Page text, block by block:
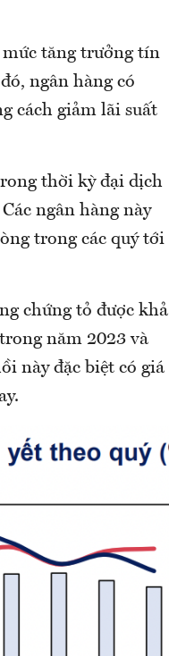
mức tăng trưởng tín
ngân hàng có
cách giảm lãi suất
thời kỳ đại dịch
ngân hàng này
trong các quý tới
chứng tỏ được khả
năm 2023 và
này đặc biệt có giá